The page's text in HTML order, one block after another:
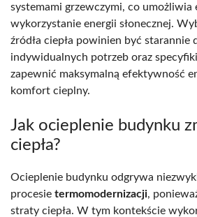
systemami grzewczymi, co umożliwia
wykorzystanie energii słonecznej.
źródła ciepła powinien być starannie
indywidualnych potrzeb oraz
zapewnić maksymalną efektywność
komfort cieplny.
Jak ocieplenie budynku
ciepła?
Ocieplenie budynku odgrywa
procesie termomodernizacji,
straty ciepła. W tym kontekście